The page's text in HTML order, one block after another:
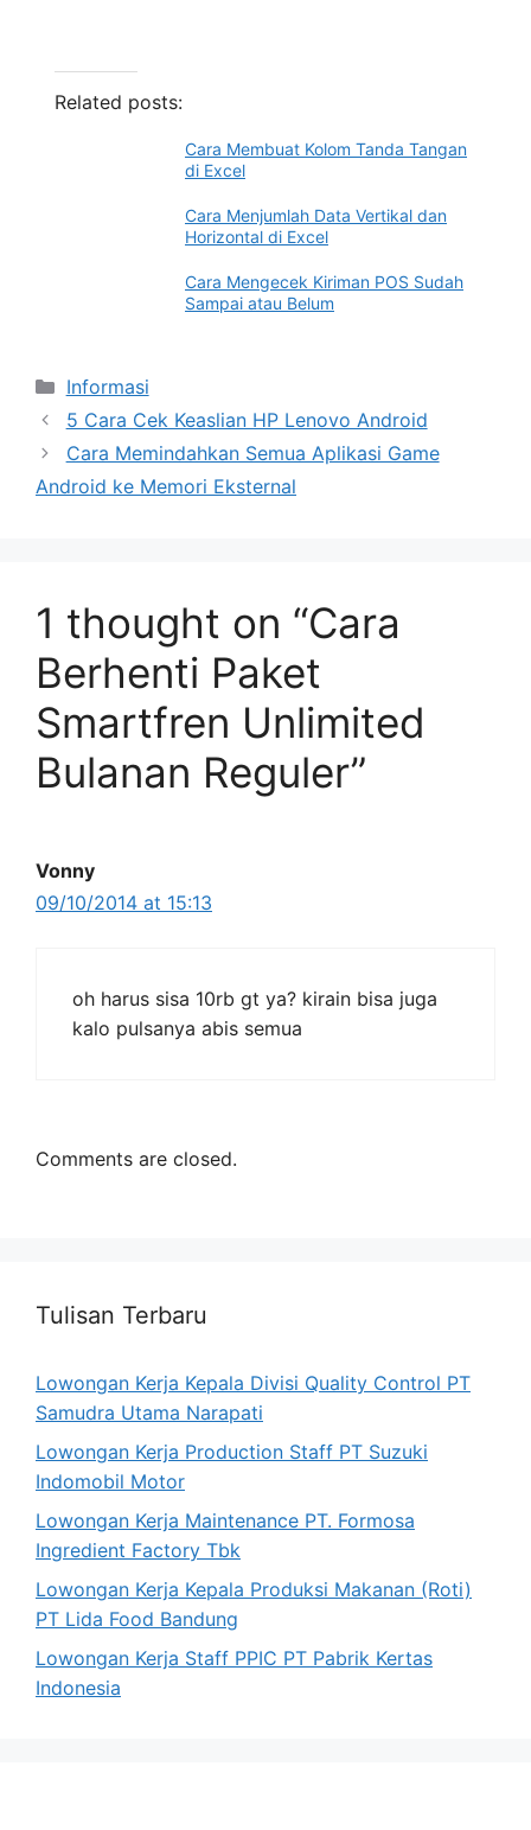
Related posts:
Cara Membuat Kolom Tanda Tangan
di Excel
Cara Menjumlah Data Vertikal dan
Horizontal di Excel
Cara Mengecek Kiriman POS Sudah
Sampai atau Belum
Categories
Informasi
5 Cara Cek Keaslian HP Lenovo Android
Cara Memindahkan Semua Aplikasi Game
Android ke Memori Eksternal
1 thought on “Cara
Berhenti Paket
Smartfren Unlimited
Bulanan Reguler”
Vonny
09/10/2014 at 15:13
oh harus sisa 10rb gt ya? kirain bisa juga
kalo pulsanya abis semua
Comments are closed.
Tulisan Terbaru
Lowongan Kerja Kepala Divisi Quality Control PT
Samudra Utama Narapati
Lowongan Kerja Production Staff PT Suzuki
Indomobil Motor
Lowongan Kerja Maintenance PT. Formosa
Ingredient Factory Tbk
Lowongan Kerja Kepala Produksi Makanan (Roti)
PT Lida Food Bandung
Lowongan Kerja Staff PPIC PT Pabrik Kertas
Indonesia